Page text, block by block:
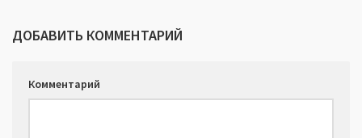
ДОБАВИТЬ КОММЕНТАРИЙ
Комментарий